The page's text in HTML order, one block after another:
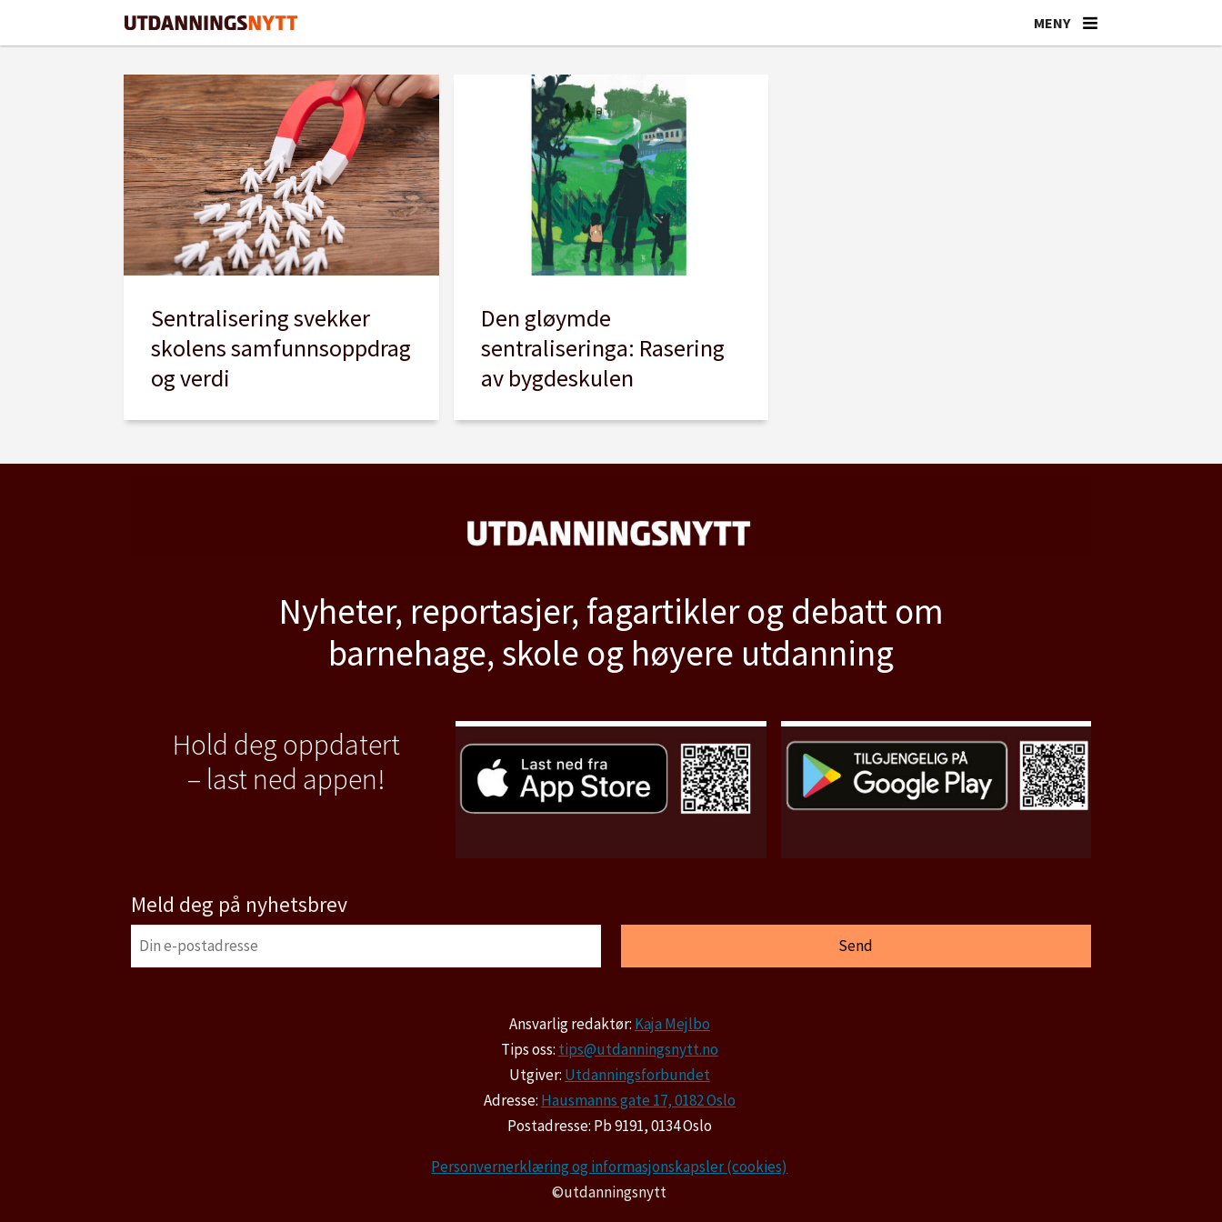
skolesentralisering
Sentralisering svekker
skolens samfunnsoppdrag
og verdi
Den gløymde
sentraliseringa: Rasering
av bygdeskulen
Nyheter, reportasjer, fagartikler og debatt om
barnehage, skole og høyere utdanning
Hold deg oppdatert
– last ned appen!
Meld deg på nyhetsbrev
Ansvarlig redaktør: Kaja Mejlbo
Tips oss: tips@utdanningsnytt.no
Utgiver: Utdanningsforbundet
Adresse: Hausmanns gate 17, 0182 Oslo
Postadresse: Pb 9191, 0134 Oslo
Personvernerklæring og informasjonskapsler (cookies)
©utdanningsnytt